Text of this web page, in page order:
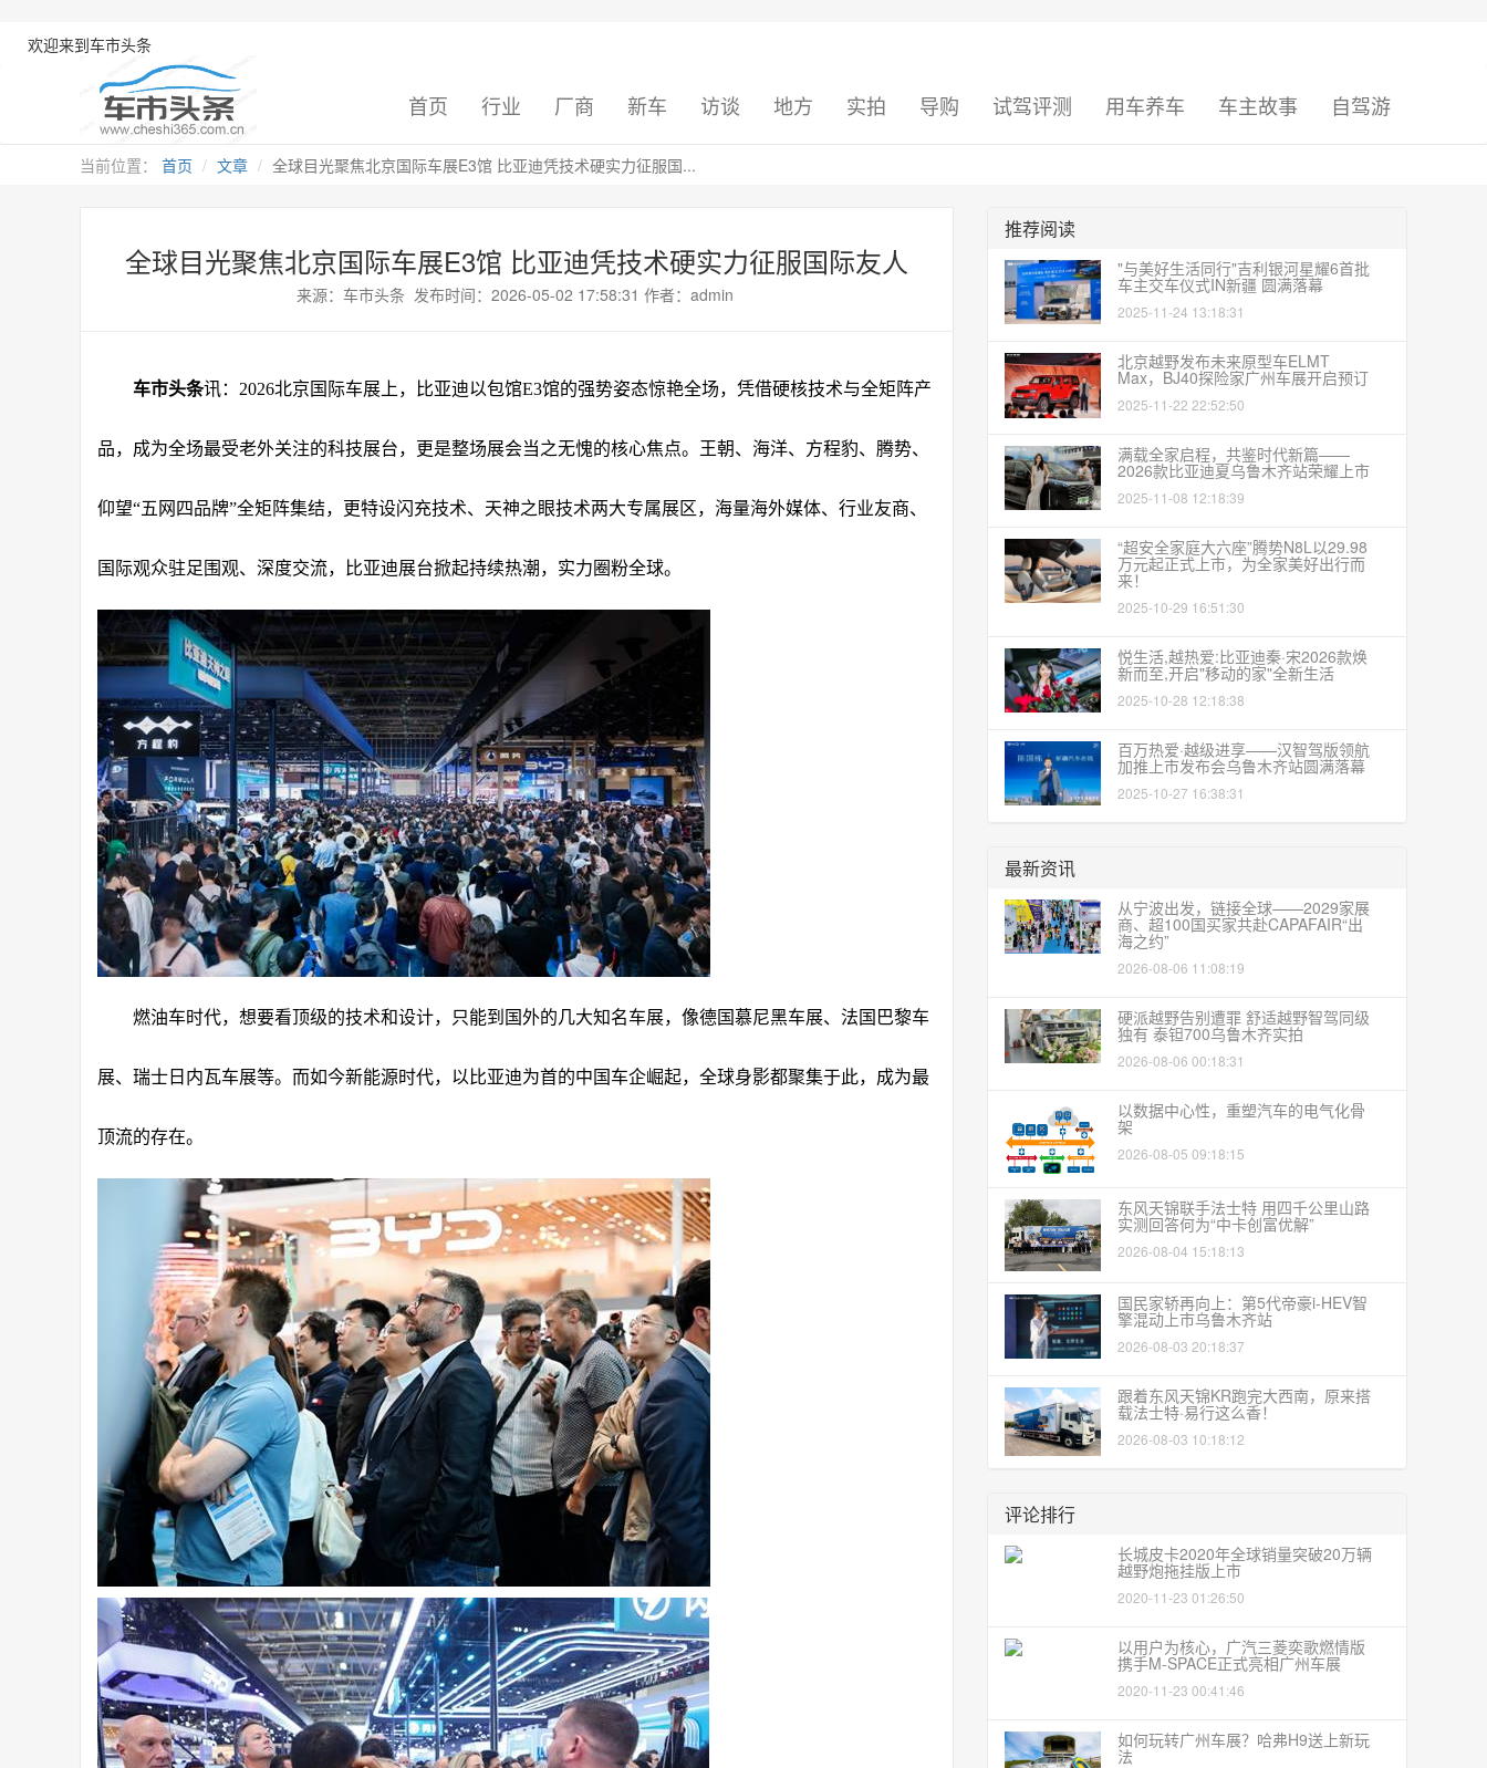
欢迎来到车市头条
首页 行业 厂商 新车 访谈 地方 实拍 导购 试驾评测 用车养车 车主故事 自驾游
当前位置： 首页 文章 全球目光聚焦北京国际车展E3馆 比亚迪凭技术硬实力征服国...
全球目光聚焦北京国际车展E3馆 比亚迪凭技术硬实力征服国际友人
来源：车市头条 发布时间：2026-05-02 17:58:31 作者：admin
车市头条讯： 2026北京国际车展上，比亚迪以包馆E3馆的强势姿态惊艳全场，凭借硬核技术与全矩阵产
品，成为全场最受老外关注的科技展台，更是整场展会当之无愧的核心焦点。王朝、海洋、方程豹、腾势、
仰望“五网四品牌”全矩阵集结，更特设闪充技术、天神之眼技术两大专属展区，海量海外媒体、行业友商、
国际观众驻足围观、深度交流，比亚迪展台掀起持续热潮，实力圈粉全球。
燃油车时代，想要看顶级的技术和设计，只能到国外的几大知名车展，像德国慕尼黑车展、法国巴黎车
展、瑞士日内瓦车展等。而如今新能源时代，以比亚迪为首的中国车企崛起，全球身影都聚集于此，成为最
顶流的存在。
推荐阅读
"与美好生活同行"吉利银河星耀6首批
车主交车仪式IN新疆 圆满落幕
2025-11-24 13:18:31
北京越野发布未来原型车ELMT
Max，BJ40探险家广州车展开启预订
2025-11-22 22:52:50
满载全家启程，共鉴时代新篇——
2026款比亚迪夏乌鲁木齐站荣耀上市
2025-11-08 12:18:39
“超安全家庭大六座”腾势N8L以29.98
万元起正式上市，为全家美好出行而
来！
2025-10-29 16:51:30
悦生活,越热爱:比亚迪秦·宋2026款焕
新而至,开启"移动的家"全新生活
2025-10-28 12:18:38
百万热爱·越级进享——汉智驾版领航
加推上市发布会乌鲁木齐站圆满落幕
2025-10-27 16:38:31
最新资讯
从宁波出发，链接全球——2029家展
商、超100国买家共赴CAPAFAIR“出
海之约”
2026-08-06 11:08:19
硬派越野告别遭罪 舒适越野智驾同级
独有 泰钽700乌鲁木齐实拍
2026-08-06 00:18:31
以数据中心性，重塑汽车的电气化骨
架
2026-08-05 09:18:15
东风天锦联手法士特 用四千公里山路
实测回答何为“中卡创富优解”
2026-08-04 15:18:13
国民家轿再向上：第5代帝豪i-HEV智
擎混动上市乌鲁木齐站
2026-08-03 20:18:37
跟着东风天锦KR跑完大西南，原来搭
载法士特·易行这么香！
2026-08-03 10:18:12
评论排行
长城皮卡2020年全球销量突破20万辆
越野炮拖挂版上市
2020-11-23 01:26:50
以用户为核心，广汽三菱奕歌燃情版
携手M-SPACE正式亮相广州车展
2020-11-23 00:41:46
如何玩转广州车展？哈弗H9送上新玩
法